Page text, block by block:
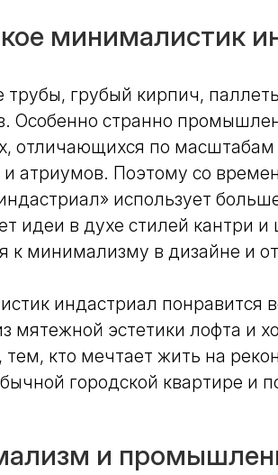
минималистик
трубы, грубый кирпич,
Особенно странно
отличающихся по
атриумов. Поэтому со
использует
идеи в духе стилей кантри
к минимализму в дизайне и
индастриал понравится
мятежной эстетики лофта и
тем, кто мечтает жить на
городской квартире и
и